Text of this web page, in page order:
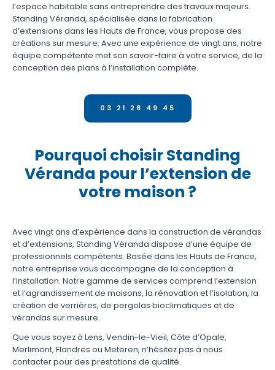
l’espace habitable sans entreprendre des travaux majeurs.
Standing Véranda, spécialisée dans la fabrication
d’extensions dans les Hauts de France, vous propose des
créations sur mesure. Avec une expérience de vingt ans, notre
équipe compétente met son savoir-faire à votre service, de la
conception des plans à l’installation complète.
03 21 28 49 45
Pourquoi choisir Standing
Véranda pour l’extension de
votre maison ?
Avec vingt ans d’expérience dans la construction de vérandas
et d’extensions, Standing Véranda dispose d’une équipe de
professionnels compétents. Basée dans les Hauts de France,
notre entreprise vous accompagne de la conception à
l’installation. Notre gamme de services comprend l’extension
et l’agrandissement de maisons, la rénovation et l’isolation, la
création de verrières, de pergolas bioclimatiques et de
vérandas sur mesure.
Que vous soyez à Lens, Vendin-le-Vieil, Côte d’Opale,
Merlimont, Flandres ou Meteren, n’hésitez pas à nous
contacter pour des prestations de qualité.